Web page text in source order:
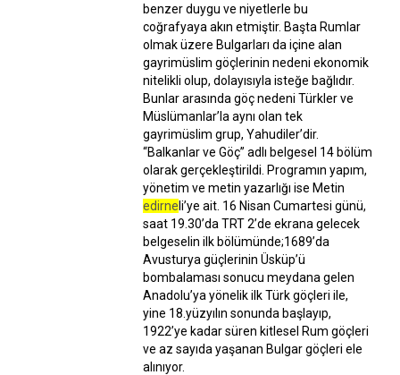
benzer duygu ve niyetlerle bu
coğrafyaya akın etmiştir. Başta Rumlar
olmak üzere Bulgarları da içine alan
gayrimüslim göçlerinin nedeni ekonomik
nitelikli olup, dolayısıyla isteğe bağlıdır.
Bunlar arasında göç nedeni Türkler ve
Müslümanlar’la aynı olan tek
gayrimüslim grup, Yahudiler’dir.
“Balkanlar ve Göç” adlı belgesel 14 bölüm
olarak gerçekleştirildi. Programın yapım,
yönetim ve metin yazarlığı ise Metin
edirne li’ye ait. 16 Nisan Cumartesi günü,
saat 19.30’da TRT 2’de ekrana gelecek
belgeselin ilk bölümünde;1689’da
Avusturya güçlerinin Üsküp’ü
bombalaması sonucu meydana gelen
Anadolu’ya yönelik ilk Türk göçleri ile,
yine 18.yüzyılın sonunda başlayıp,
1922’ye kadar süren kitlesel Rum göçleri
ve az sayıda yaşanan Bulgar göçleri ele
alınıyor.